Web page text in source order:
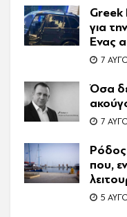
Greek
για
Ένας
τον
7
Όσα
7
που,
5